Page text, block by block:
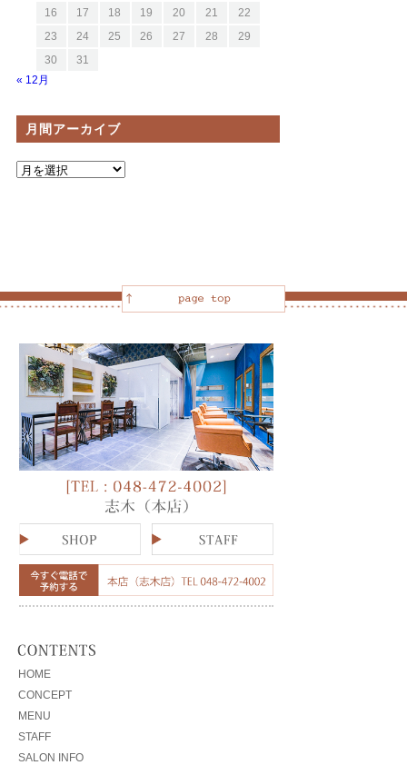
16
17 18 19 20 21
22
23
24 25 26 27 28
29
30
31
« 12月
月間アーカイブ
HOME
CONCEPT
MENU
STAFF
SALON INFO